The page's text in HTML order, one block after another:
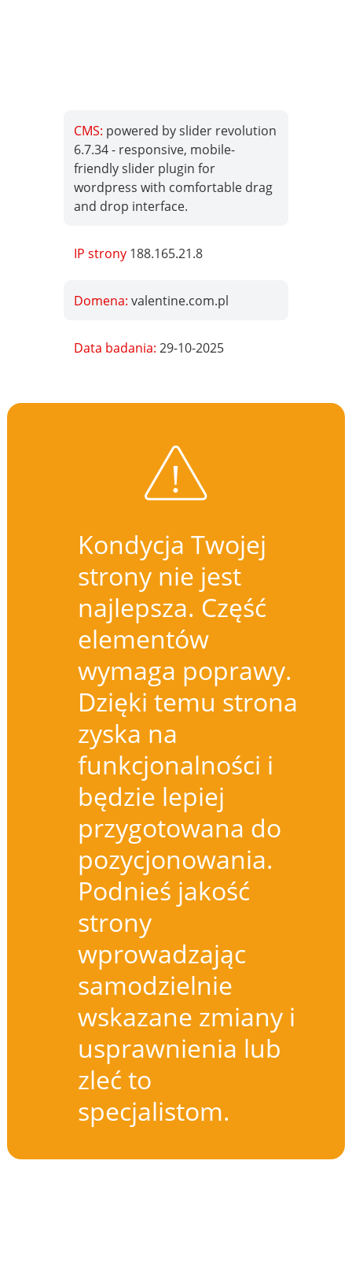
CMS: powered by slider revolution
6.7.34 - responsive, mobile-
friendly slider plugin for
wordpress with comfortable drag
and drop interface.
IP strony 188.165.21.8
Domena:valentine.com.pl
Data badania:29-10-2025
Kondycja Twojej
strony nie jest
najlepsza. Część
elementów
wymaga poprawy.
Dzięki temu strona
zyska na
funkcjonalności i
będzie lepiej
przygotowana do
pozycjonowania.
Podnieś jakość
strony
wprowadzając
samodzielnie
wskazane zmiany i
usprawnienia lub
zleć to
specjalistom.